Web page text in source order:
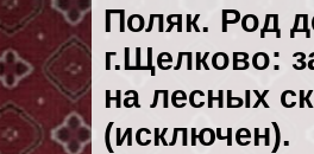
Поляк. Род
г.Щелково:
на лесных
(исключен).